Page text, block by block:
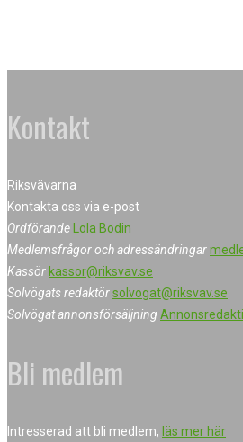
Kontakt
Riksvävarna
Kontakta oss via e-post
Ordförande
Lola Bodin
Medlemsfrågor och adressändringar
Kassör kassor@riksvav.se
Solvögats redaktörsolvogat@riksvav.se
Solvögat annonsförsäljning
Bli medlem
Intresserad att bli medlem, läs mer här